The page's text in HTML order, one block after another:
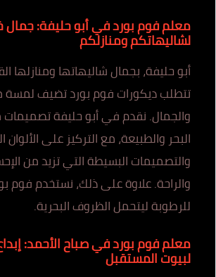
معلم فوم بورد في أبو حليفة:
لشاليهاتكم ومنازلكم
أبو حليفة، بجمال شاليهاتها ومنازلها
تتطلب ديكورات فوم بورد تضيف لمسة
والجمال. نقدم في أبو حليفة
البحر والطبيعة، مع التركيز على الألوان
والتصميمات البسيطة التي تزيد من
والراحة. علاوة على ذلك، نستخدم فوم
للرطوبة ليتحمل الظروف البحرية.
معلم فوم بورد في صباح الأحمد:
لبيوت المستقبل